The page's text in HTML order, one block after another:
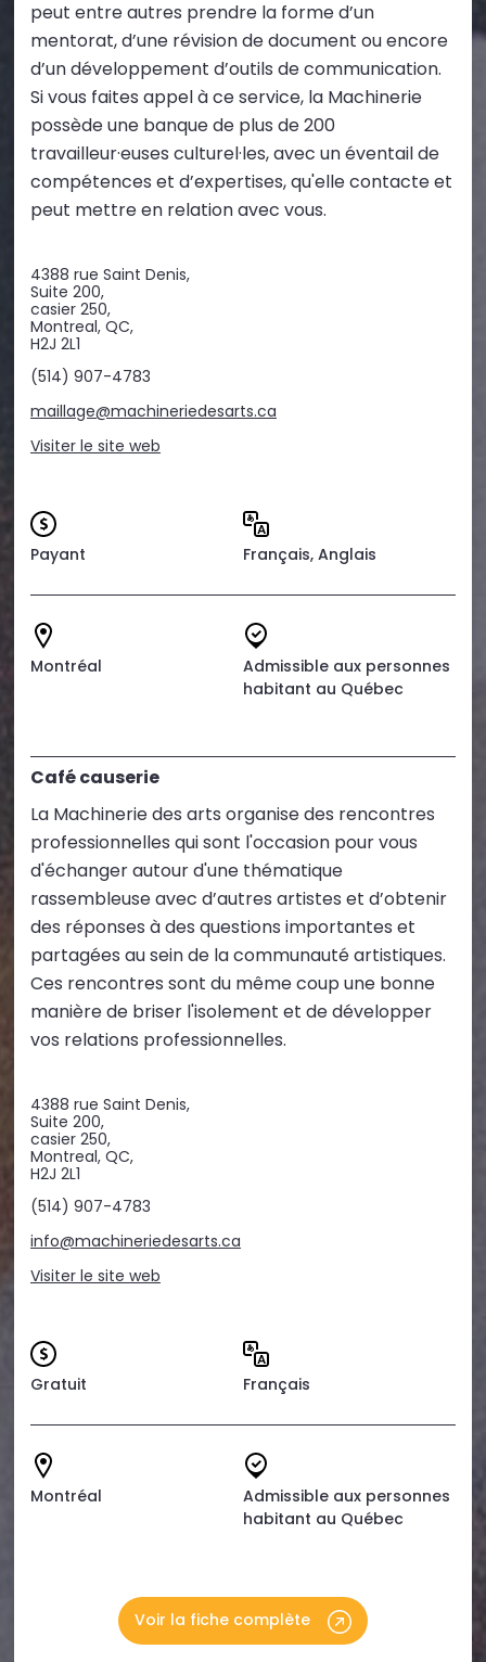
peut entre autres prendre la forme d’un
mentorat, d’une révision de document ou encore
d’un développement d’outils de communication.
Si vous faites appel à ce service, la Machinerie
possède une banque de plus de 200
travailleur·euses culturel·les, avec un éventail de
compétences et d’expertises, qu'elle contacte et
peut mettre en relation avec vous.
4388 rue Saint Denis,
Suite 200,
casier 250,
Montreal, QC,
H2J 2L1
(514) 907-4783
maillage@machineriedesarts.ca
Visiter le site web
Payant Français, Anglais
Montréal
Admissible aux personnes
habitant au Québec
Café causerie
La Machinerie des arts organise des rencontres
professionnelles qui sont l'occasion pour vous
d'échanger autour d'une thématique
rassembleuse avec d’autres artistes et d’obtenir
des réponses à des questions importantes et
partagées au sein de la communauté artistiques.
Ces rencontres sont du même coup une bonne
manière de briser l'isolement et de développer
vos relations professionnelles.
4388 rue Saint Denis,
Suite 200,
casier 250,
Montreal, QC,
H2J 2L1
(514) 907-4783
info@machineriedesarts.ca
Visiter le site web
Gratuit Français
Montréal
Admissible aux personnes
habitant au Québec
Voir la fiche complète